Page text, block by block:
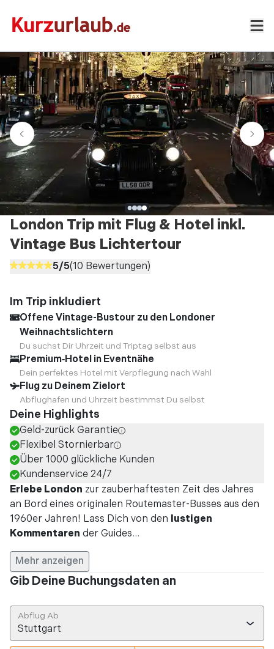
London Trip mit Flug & Hotel inkl.
Vintage Bus Lichtertour
5/5(10 Bewertungen)
Im Trip inkludiert
Offene Vintage-Bustour zu den Londoner
Weihnachtslichtern
Du suchst Dir Uhrzeit und Triptag selbst aus
Premium‑Hotel in Eventnähe
Dein perfektes Hotel mit Verpflegung nach Wahl
Flug zu Deinem Zielort
Abflughafen und Uhrzeit bestimmst Du selbst
Deine Highlights
Geld-zurück Garantie
Flexibel Stornierbar
Über 1000 glückliche Kunden
Kundenservice 24/7
Erlebe London zur zauberhaftesten Zeit des Jahres
an Bord eines originalen Routemaster-Busses aus den
1960er Jahren! Lass Dich von den lustigen
Kommentaren der Guides...
Mehr anzeigen
Gib Deine Buchungsdaten an
Abflug Ab
Stuttgart